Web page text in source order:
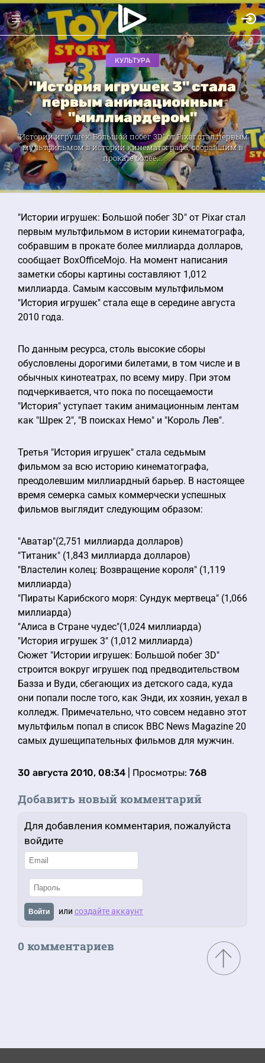
КУЛЬТУРА
"История игрушек 3" стала
первым анимационным
"миллиардером"
"Истории игрушек: Большой побег 3D" от Pixar стал первым
мультфильмом в истории кинематографа, собравшим в
прокате более...
"Истории игрушек: Большой побег 3D" от Pixar стал
первым мультфильмом в истории кинематографа,
собравшим в прокате более миллиарда долларов,
сообщает BoxOfficeMojo. На момент написания
заметки сборы картины составляют 1,012
миллиарда. Самым кассовым мультфильмом
"История игрушек" стала еще в середине августа
2010 года.
По данным ресурса, столь высокие сборы
обусловлены дорогими билетами, в том числе и в
обычных кинотеатрах, по всему миру. При этом
подчеркивается, что пока по посещаемости
"История" уступает таким анимационным лентам
как "Шрек 2", "В поисках Немо" и "Король Лев".
Третья "История игрушек" стала седьмым
фильмом за всю историю кинематографа,
преодолевшим миллиардный барьер. В настоящее
время семерка самых коммерчески успешных
фильмов выглядит следующим образом:
"Аватар"(2,751 миллиарда долларов)
"Титаник" (1,843 миллиарда долларов)
"Властелин колец: Возвращение короля" (1,119
миллиарда)
"Пираты Карибского моря: Сундук мертвеца" (1,066
миллиарда)
"Алиса в Стране чудес"(1,024 миллиарда)
"История игрушек 3" (1,012 миллиарда)
Сюжет "Истории игрушек: Большой побег 3D"
строится вокруг игрушек под предводительством
Базза и Вуди, сбегающих из детского сада, куда
они попали после того, как Энди, их хозяин, уехал в
колледж. Примечательно, что совсем недавно этот
мультфильм попал в список BBC News Magazine 20
самых душещипательных фильмов для мужчин.
30 августа 2010, 08:34 | Просмотры: 768
Добавить новый комментарий
Для добавления комментария, пожалуйста
войдите
Войти или создайте аккаунт
0 комментариев